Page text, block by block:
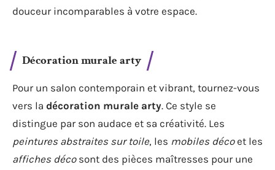
douceur incomparables à votre espace.
Décoration murale arty
Pour un salon contemporain et vibrant, tournez-vous
vers la décoration murale arty. Ce style se
distingue par son audace et sa créativité. Les
peintures abstraites sur toile, les mobiles décoet les
affiches décosont des pièces maîtresses pour une